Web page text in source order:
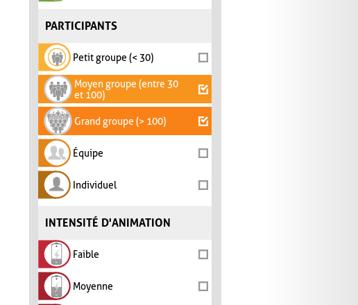
PARTICIPANTS
Petit groupe (< 30)
Moyen groupe (entre 30
et 100)
Grand groupe (> 100)
Équipe
Individuel
INTENSITÉ D'ANIMATION
Faible
Moyenne